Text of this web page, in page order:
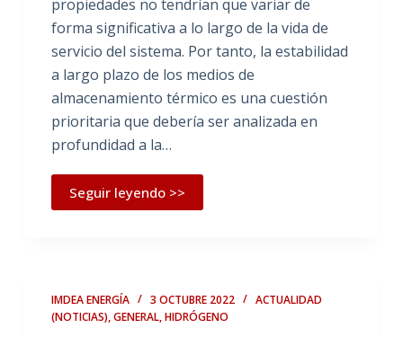
propiedades no tendrían que variar de
forma significativa a lo largo de la vida de
servicio del sistema. Por tanto, la estabilidad
a largo plazo de los medios de
almacenamiento térmico es una cuestión
prioritaria que debería ser analizada en
profundidad a la…
Seguir leyendo >>
IMDEA ENERGÍA 3 OCTUBRE 2022
ACTUALIDAD
(NOTICIAS),GENERAL,HIDRÓGENO